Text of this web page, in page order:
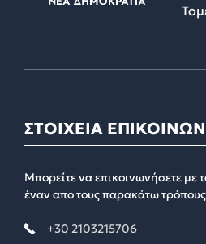
ΣΤΟΙΧΕΙΑ
Μπορείτε να επικοινωνήσετε με
έναν απο τους παρακάτω τρόπους
+30 2103215706